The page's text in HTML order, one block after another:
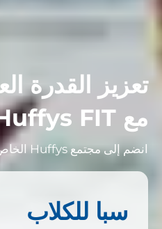
تعزيز القدرة
مع Huffys FIT
انضم إلى مجتمع Huffys الخاص بنا الآن.
سبا للكلاب